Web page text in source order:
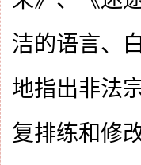
洁的语言、
地指出非法
复排练和修